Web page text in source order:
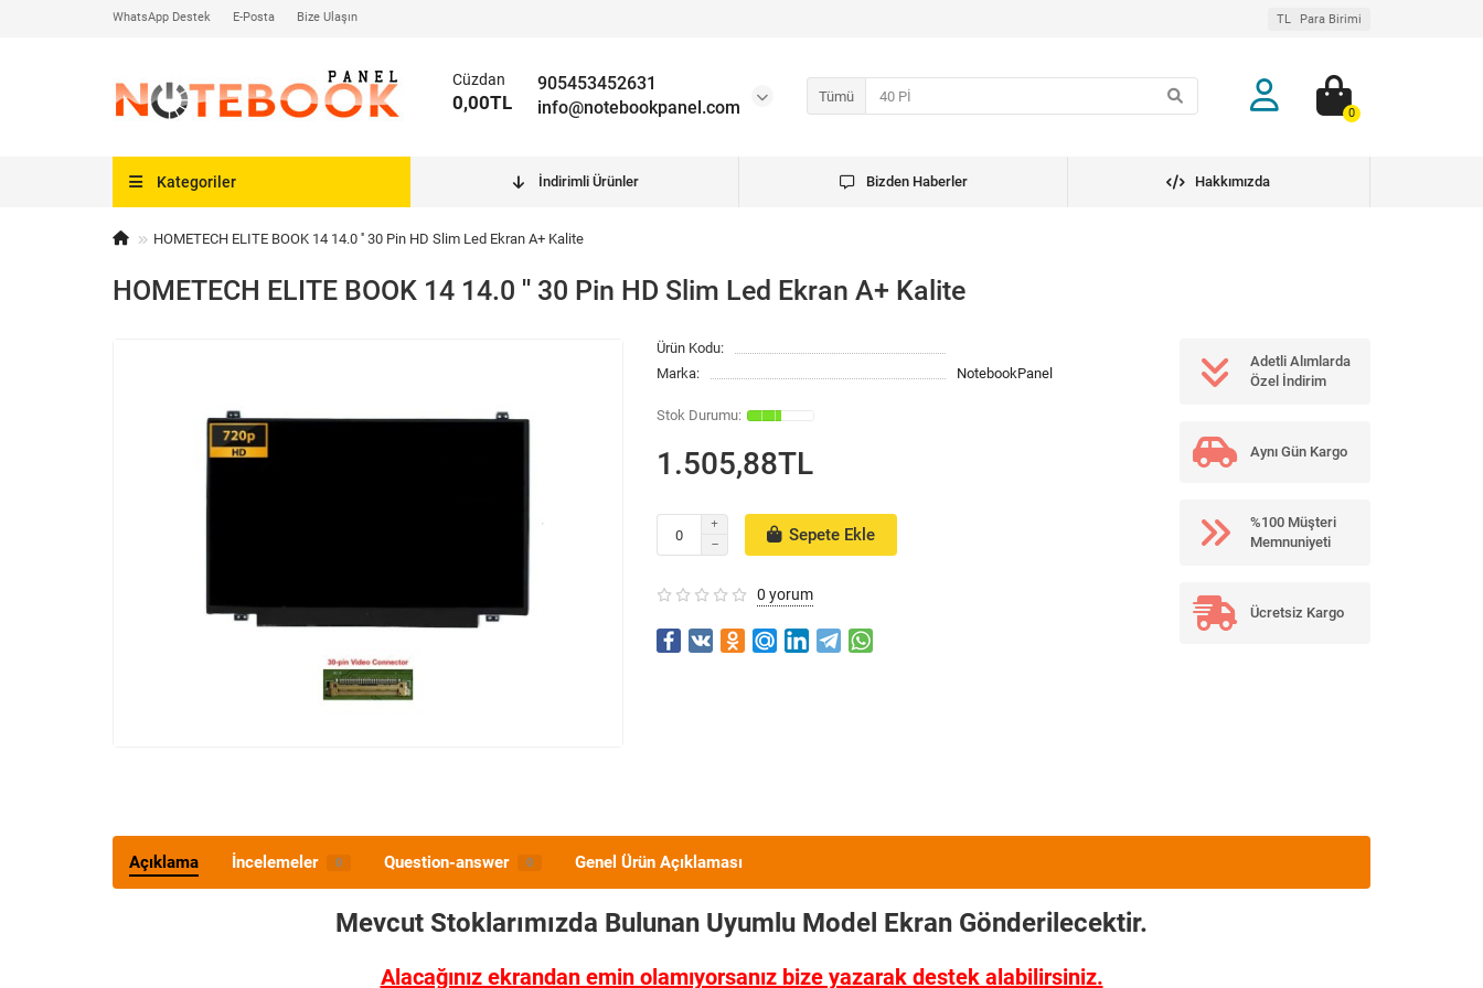
WhatsApp Destek E-Posta Bize Ulaşın TL Para Birimi
Tümü
905453452631
info@notebookpanel.com
Cüzdan
0,00TL 0
Kategoriler İndirimli Ürünler Bizden Haberler Hakkımızda
HOMETECH ELITE BOOK 14 14.0 '' 30 Pin HD Slim Led Ekran A+ Kalite
HOMETECH ELITE BOOK 14 14.0 '' 30 Pin HD Slim Led Ekran A+ Kalite
Ürün Kodu:
Marka:
NotebookPanel
1.505,88TL
Sepete Ekle
0 yorum
Adetli Alımlarda
Özel İndirim
Aynı Gün Kargo
%100 Müşteri
Memnuniyeti
Ücretsiz Kargo
Açıklama İncelemeler 0 Question-answer 0 Genel Ürün Açıklaması
Mevcut Stoklarımızda Bulunan Uyumlu Model Ekran Gönderilecektir.
Alacağınız ekrandan emin olamıyorsanız bize yazarak destek alabilirsiniz.